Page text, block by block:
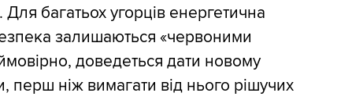
багатьох угорців енергетична
залишаються «червоними
доведеться дати новому
перш ніж вимагати від нього рішучих